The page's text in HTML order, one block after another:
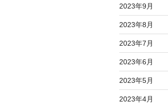
2023年9月
2023年8月
2023年7月
2023年6月
2023年5月
2023年4月